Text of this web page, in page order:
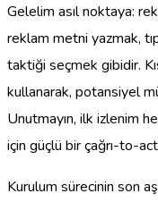
Gelelim asıl noktaya:
reklam metni yazmak,
taktiği seçmek gibidir.
kullanarak, potansiyel
Unutmayın, ilk izlenim
için güçlü bir çağrı-to-
Kurulum sürecinin son